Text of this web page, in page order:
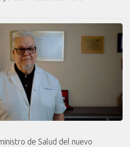
de Salud del nuevo